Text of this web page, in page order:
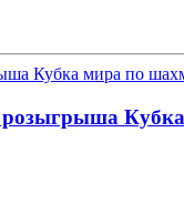
розыгрыша